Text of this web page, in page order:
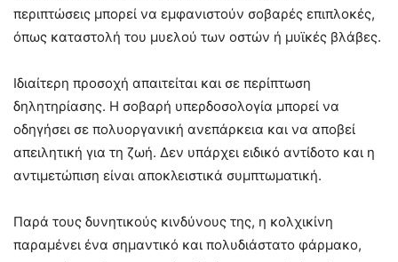
περιπτώσεις μπορεί να εμφανιστούν σοβαρές επιπλοκές,
όπως καταστολή του μυελού των οστών ή μυϊκές βλάβες.
Ιδιαίτερη προσοχή απαιτείται και σε περίπτωση
δηλητηρίασης. Η σοβαρή υπερδοσολογία μπορεί να
οδηγήσει σε πολυοργανική ανεπάρκεια και να αποβεί
απειλητική για τη ζωή. Δεν υπάρχει ειδικό αντίδοτο και η
αντιμετώπιση είναι αποκλειστικά συμπτωματική.
Παρά τους δυνητικούς κινδύνους της, η κολχικίνη
παραμένει ένα σημαντικό και πολυδιάστατο φάρμακο,